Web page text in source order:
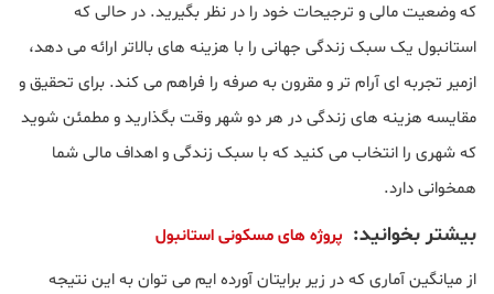
که وضعیت مالی و ترجیحات خود را در نظر بگیرید. در حالی که
استانبول یک سبک زندگی جهانی را با هزینه های بالاتر ارائه می دهد،
ازمیر تجربه ای آرام تر و مقرون به صرفه را فراهم می کند. برای تحقیق و
مقایسه هزینه های زندگی در هر دو شهر وقت بگذارید و مطمئن شوید
که شهری را انتخاب می کنید که با سبک زندگی و اهداف مالی شما
همخوانی دارد.
بیشتر بخوانید: پروژه های مسکونی استانبول
از میانگین آماری که در زیر برایتان آورده ایم می توان به این نتیجه